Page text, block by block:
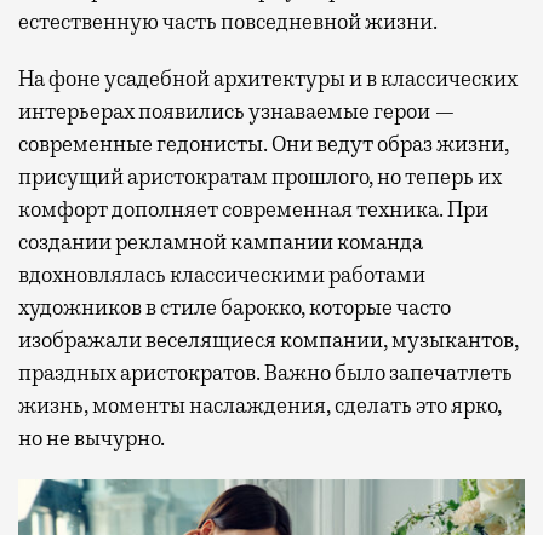
естественную часть повседневной жизни.
На фоне усадебной архитектуры и в классических
интерьерах появились узнаваемые герои —
современные гедонисты. Они ведут образ жизни,
присущий аристократам прошлого, но теперь их
комфорт дополняет современная техника. При
создании рекламной кампании команда
вдохновлялась классическими работами
художников в стиле барокко, которые часто
изображали веселящиеся компании, музыкантов,
праздных аристократов. Важно было запечатлеть
жизнь, моменты наслаждения, сделать это ярко,
но не вычурно.